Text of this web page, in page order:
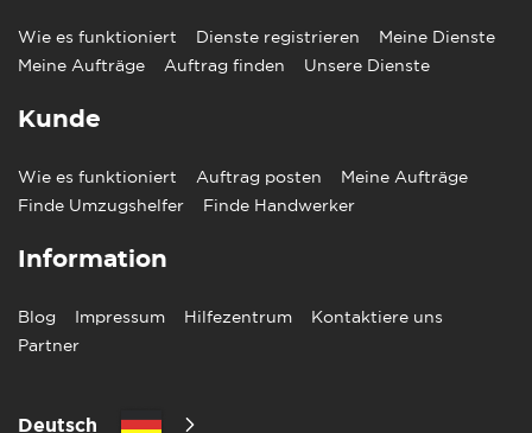
Wie es funktioniert Dienste registrieren
Meine Dienste
Meine Aufträge
Auftrag finden Unsere Dienste
Kunde
Wie es funktioniert Auftrag posten
Meine Aufträge
Finde Umzugshelfer
Finde Handwerker
Information
Blog Impressum Hilfezentrum
Kontaktiere uns
Partner
Deutsch